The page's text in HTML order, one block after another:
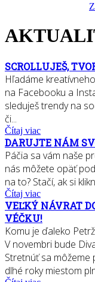
SCROLLUJEŠ,
Hľadáme
na Facebooku a
sleduješ trendy na
či...
Čítaj viac
DARUJTE NÁM
Páčia sa vám naše
nás môžete opäť
na to? Stačí, ak si
Čítaj viac
VEĽKÝ NÁVRAT
VÉČKU!
Komu je ďaleko
V novembri bude
Stretnúť sa môžeme
dlhé roky miestom